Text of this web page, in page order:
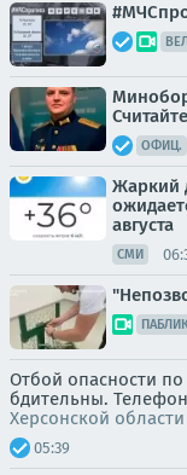
ОФИЦ.
Жаркий
августа
СМИ
Отбой опасности
бдительны.
Херсонской области
05:39